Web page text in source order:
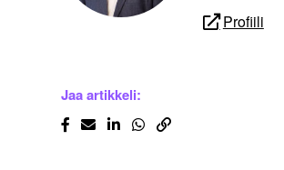
Profiili
Jaa artikkeli: